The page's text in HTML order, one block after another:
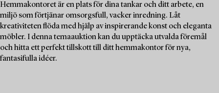
Hemmakontoret är en plats för dina tankar och ditt arbete, en
miljö som förtjänar omsorgsfull, vacker inredning. Låt
kreativiteten flöda med hjälp av inspirerande konst och eleganta
möbler. I denna temaauktion kan du upptäcka utvalda föremål
och hitta ett perfekt tillskott till ditt hemmakontor för nya,
fantasifulla idéer.